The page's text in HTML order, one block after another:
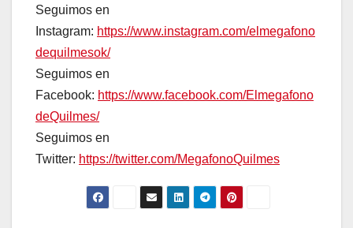
Seguimos en
Instagram: https://www.instagram.com/elmegafono
dequilmesok/
Seguimos en
Facebook: https://www.facebook.com/Elmegafono
deQuilmes/
Seguimos en
Twitter: https://twitter.com/MegafonoQuilmes